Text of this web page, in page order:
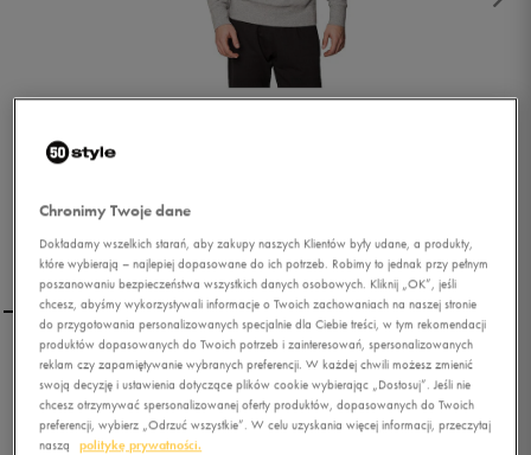
NIKE BLUZA AW77 FT
HOODY FUTURA
0.0(0)
Chronimy Twoje dane
Dokładamy wszelkich starań, aby zakupy naszych Klientów były udane, a produkty,
które wybierają – najlepiej dopasowane do ich potrzeb. Robimy to jednak przy pełnym
poszanowaniu bezpieczeństwa wszystkich danych osobowych. Kliknij „OK”, jeśli
chcesz, abyśmy wykorzystywali informacje o Twoich zachowaniach na naszej stronie
do przygotowania personalizowanych specjalnie dla Ciebie treści, w tym rekomendacji
produktów dopasowanych do Twoich potrzeb i zainteresowań, spersonalizowanych
reklam czy zapamiętywanie wybranych preferencji. W każdej chwili możesz zmienić
swoją decyzję i ustawienia dotyczące plików cookie wybierając „Dostosuj”. Jeśli nie
chcesz otrzymywać spersonalizowanej oferty produktów, dopasowanych do Twoich
preferencji, wybierz „Odrzuć wszystkie”. W celu uzyskania więcej informacji, przeczytaj
naszą
politykę prywatności.